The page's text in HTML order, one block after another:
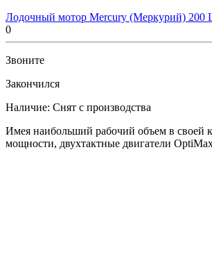
Лодочный мотор Mercury (Меркурий) 200
0
Звоните
Закончился
Наличие: Снят с производства
Имея наибольший рабочий объем в своей
мощности, двухтактные двигатели